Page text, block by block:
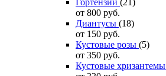
от 800 руб.
Диантусы (18)
от 150 руб.
Кустовые розы (5)
от 350 руб.
Кустовые хризантемы